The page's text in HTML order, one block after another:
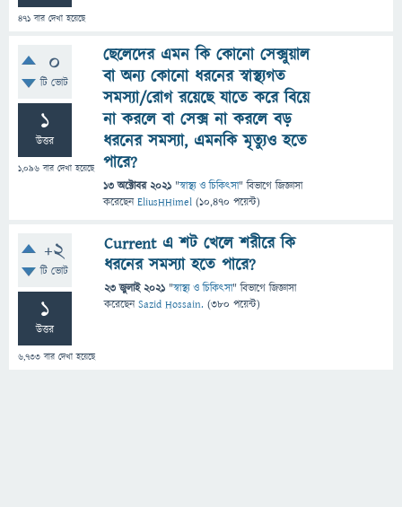
471 বার দেখা হয়েছে
0
টি ভোট
1
উত্তর
1,096 বার দেখা হয়েছে
ছেলেদের এমন কি কোনো সেক্সুয়াল
বা অন্য কোনো ধরনের স্বাস্থ্যগত
সমস্যা/রোগ রয়েছে যাতে করে বিয়ে
না করলে বা সেক্স না করলে বড়
ধরনের সমস্যা, এমনকি মৃত্যুও হতে
পারে?
13 অক্টোবর 2021 "স্বাস্থ্য ও চিকিৎসা" বিভাগে জিজ্ঞাসা
করেছেনEliusHHimel (10,470 পয়েন্ট)
+2
টি ভোট
1
উত্তর
6,733 বার দেখা হয়েছে
Current এ শট খেলে শরীরে কি
ধরনের সমস্যা হতে পারে?
23 জুলাই 2021 "স্বাস্থ্য ও চিকিৎসা" বিভাগে জিজ্ঞাসা
করেছেনSazid Hossain. (380 পয়েন্ট)